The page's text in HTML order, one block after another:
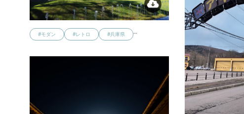
#モダン #レトロ #兵庫県 …